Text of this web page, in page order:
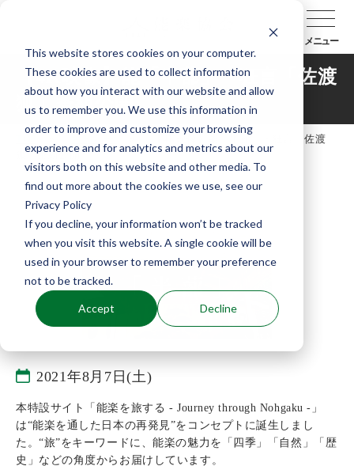
This website stores cookies on your computer.
These cookies are used to collect information
about how you interact with our website and allow
us to remember you. We use this information in
order to improve and customize your browsing
experience and for analytics and metrics about our
visitors both on this website and other media. To
find out more about the cookies we use, see our
Privacy Policy
If you decline, your information won’t be tracked
when you visit this website. A single cookie will be
used in your browser to remember your preference
not to be tracked.
Accept Decline
メニュー
【4K映像】能「半蔀」・狂言「佐渡
狐」番組公開
【4K映像】能「半蔀」・狂言「佐渡
狐」番組公開
2021年8月7日(土)
本特設サイト「能楽を旅する - Journey through Nohgaku -」
は“能楽を通した日本の再発見”をコンセプトに誕生しまし
た。“旅”をキーワードに、能楽の魅力を「四季」「自然」「歴
史」などの角度からお届けしています。